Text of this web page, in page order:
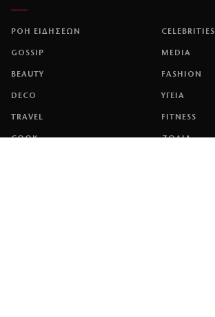
ΡΟΗ ΕΙΔΗΣΕΩΝ CELEBRITIES
GOSSIP MEDIA
BEAUTY FASHION
DECO ΥΓΕΙΑ
TRAVEL FITNESS
COOK ΖΩΔΙΑ